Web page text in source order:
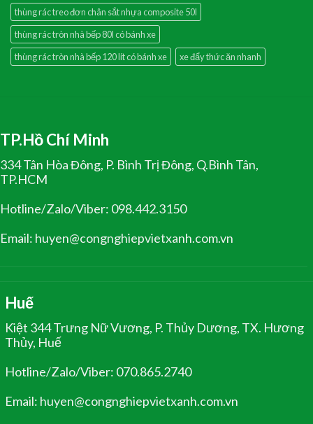
thùng rác treo đơn chân sắt nhựa composite 50l
thùng rác tròn nhà bếp 80l có bánh xe
thùng rác tròn nhà bếp 120 lít có bánh xe
xe đẩy thức ăn nhanh
TP.Hồ Chí Minh
334 Tân Hòa Đông, P. Bình Trị Đông, Q.Bình Tân,
TP.HCM
Hotline/Zalo/Viber: 098.442.3150
Email: huyen@congnghiepvietxanh.com.vn
Huế
Kiệt 344 Trưng Nữ Vương, P. Thủy Dương, TX. Hương
Thủy, Huế
Hotline/Zalo/Viber: 070.865.2740
Email: huyen@congnghiepvietxanh.com.vn